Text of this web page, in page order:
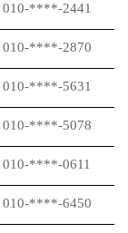
010-****-2441
010-****-2870
010-****-5631
010-****-5078
010-****-0611
010-****-6450